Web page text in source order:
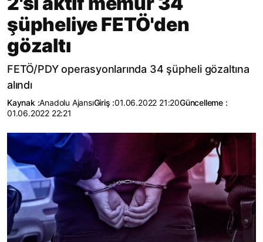
şüpheliye FETÖ'den
gözaltı
FETÖ/PDY operasyonlarında 34 şüpheli gözaltına
alındı
Kaynak :Anadolu AjansıGiriş :01.06.2022 21:20Güncelleme :
01.06.2022 22:21